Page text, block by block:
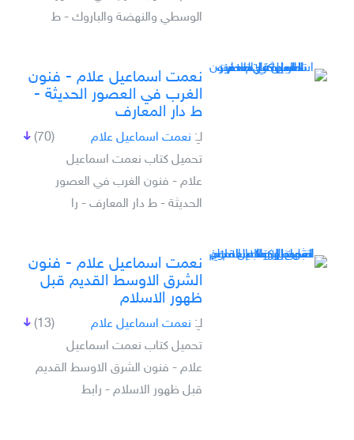
الوسطي والنهضة والباروك - ط
نعمت اسماعيل علام - فنون
الغرب في العصور الحديثة -
ط دار المعارف
(70) لـِ: نعمت اسماعيل علام
تحميل كتاب نعمت اسماعيل
علام - فنون الغرب في العصور
الحديثة - ط دار المعارف - را
نعمت اسماعيل علام - فنون
الشرق الاوسط القديم قبل
ظهور الاسلام
(13) لـِ: نعمت اسماعيل علام
تحميل كتاب نعمت اسماعيل
علام - فنون الشرق الاوسط القديم
قبل ظهور الاسلام - رابط